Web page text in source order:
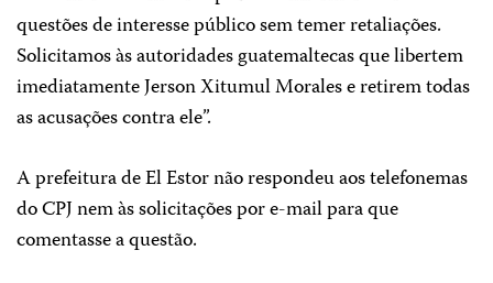
questões de interesse público sem temer retaliações.
Solicitamos às autoridades guatemaltecas que libertem
imediatamente Jerson Xitumul Morales e retirem todas
as acusações contra ele”.
A prefeitura de El Estor não respondeu aos telefonemas
do CPJ nem às solicitações por e-mail para que
comentasse a questão.